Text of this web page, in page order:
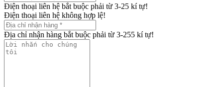
Điện thoại liên hệ bắt buộc phải từ 3-25 kí tự!
Điện thoại liên hệ không hợp lệ!
Địa chỉ nhận hàng bắt buộc phải từ 3-255 kí tự!